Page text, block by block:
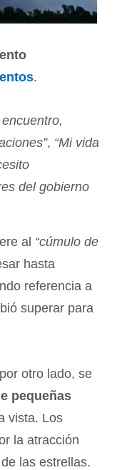
.
, “Mi vida
del gobierno
al “cúmulo de
hasta
referencia a
superar para
otro lado, se
pequeñas
vista. Los
la atracción
las estrellas.